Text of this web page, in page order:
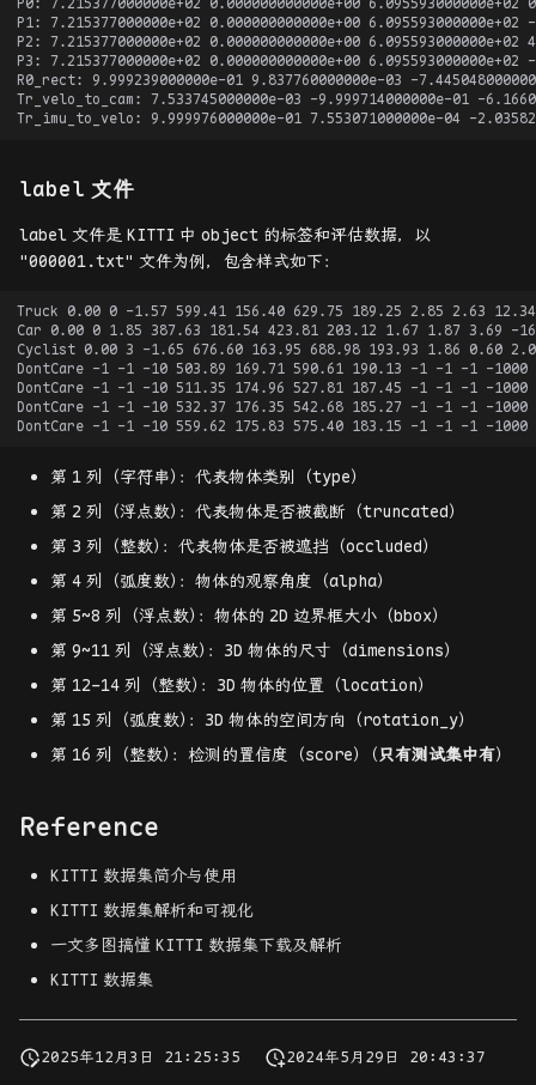
label 文件
label 文件是 KITTI 中 object 的标签和评估数据，以
"000001.txt" 文件为例，包含样式如下：
第 1 列（字符串）：代表物体类别（type）
第 2 列（浮点数）：代表物体是否被截断（truncated）
第 3 列（整数）：代表物体是否被遮挡（occluded）
第 4 列（弧度数）：物体的观察角度（alpha）
第 5~8 列（浮点数）：物体的 2D 边界框大小（bbox）
第 9~11 列（浮点数）： 3D 物体的尺寸（dimensions）
第 12-14 列（整数）： 3D 物体的位置（location）
第 15 列（弧度数）： 3D 物体的空间方向（rotation_y）
第 16 列（整数）：检测的置信度（score） （只有测试集中有）
Reference
KITTI 数据集简介与使用
KITTI 数据集解析和可视化
一文多图搞懂 KITTI 数据集下载及解析
KITTI 数据集
2025年12月3日 21:25:35 2024年5月29日 20:43:37